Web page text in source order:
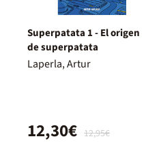
Superpatata 1 - El origen
de superpatata
Laperla, Artur
12,95€
12,30€